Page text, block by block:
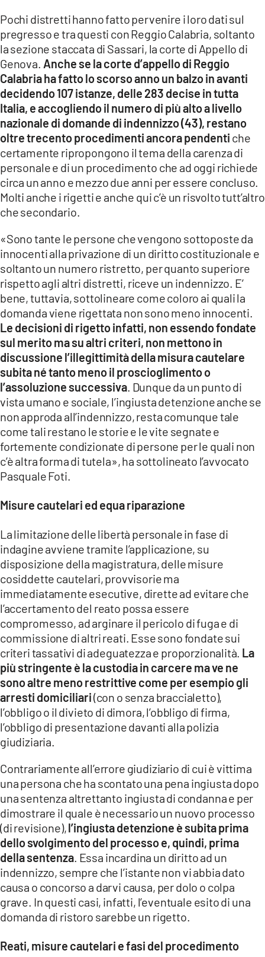
Pochi distretti hanno fatto pervenire i loro dati sul
pregresso e tra questi con Reggio Calabria, soltanto
la sezione staccata di Sassari, la corte di Appello di
Genova. Anche se la corte d’appello di Reggio
Calabria ha fatto lo scorso anno un balzo in avanti
decidendo 107 istanze, delle 283 decise in tutta
Italia, e accogliendo il numero di più alto a livello
nazionale di domande di indennizzo (43), restano
oltre trecento procedimenti ancora pendenti che
certamente ripropongono il tema della carenza di
personale e di un procedimento che ad oggi richiede
circa un anno e mezzo due anni per essere concluso.
Molti anche i rigetti e anche qui c’è un risvolto tutt’altro
che secondario.
«Sono tante le persone che vengono sottoposte da
innocenti alla privazione di un diritto costituzionale e
soltanto un numero ristretto, per quanto superiore
rispetto agli altri distretti, riceve un indennizzo. E’
bene, tuttavia, sottolineare come coloro ai quali la
domanda viene rigettata non sono meno innocenti.
Le decisioni di rigetto infatti, non essendo fondate
sul merito ma su altri criteri, non mettono in
discussione l’illegittimità della misura cautelare
subita né tanto meno il proscioglimento o
l’assoluzione successiva. Dunque da un punto di
vista umano e sociale, l’ingiusta detenzione anche se
non approda all’indennizzo, resta comunque tale
come tali restano le storie e le vite segnate e
fortemente condizionate di persone per le quali non
c’è altra forma di tutela», ha sottolineato l’avvocato
Pasquale Foti.
Misure cautelari ed equa riparazione
La limitazione delle libertà personale in fase di
indagine avviene tramite l’applicazione, su
disposizione della magistratura, delle misure
cosiddette cautelari, provvisorie ma
immediatamente esecutive, dirette ad evitare che
l’accertamento del reato possa essere
compromesso, ad arginare il pericolo di fuga e di
commissione di altri reati. Esse sono fondate sui
criteri tassativi di adeguatezza e proporzionalità. La
più stringente è la custodia in carcere ma ve ne
sono altre meno restrittive come per esempio gli
arresti domiciliari(con o senza braccialetto),
l’obbligo o il divieto di dimora, l’obbligo di firma,
l’obbligo di presentazione davanti alla polizia
giudiziaria.
Contrariamente all’errore giudiziario di cui è vittima
una persona che ha scontato una pena ingiusta dopo
una sentenza altrettanto ingiusta di condanna e per
dimostrare il quale è necessario un nuovo processo
(di revisione),l’ingiusta detenzione è subita prima
dello svolgimento del processo e, quindi, prima
della sentenza . Essa incardina un diritto ad un
indennizzo, sempre che l’istante non vi abbia dato
causa o concorso a darvi causa, per dolo o colpa
grave. In questi casi, infatti, l’eventuale esito di una
domanda di ristoro sarebbe un rigetto.
Reati, misure cautelari e fasi del procedimento